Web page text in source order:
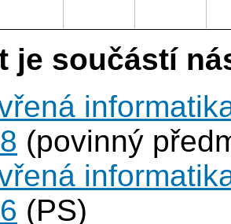
je součástí
(povinný
(PS)